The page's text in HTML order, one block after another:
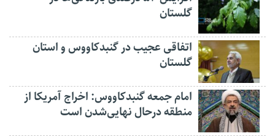
گلستان
اتفاقی عجیب در‌ گنبدکاووس و استان
گلستان
امام جمعه گنبدکاووس: اخراج آمریکا از
منطقه درحال نهایی‌شدن است